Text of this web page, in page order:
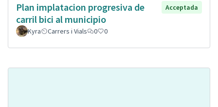
Plan implatacion progresiva de
carril bici al municipio
Acceptada
Kyra Carrers i Vials 0 0